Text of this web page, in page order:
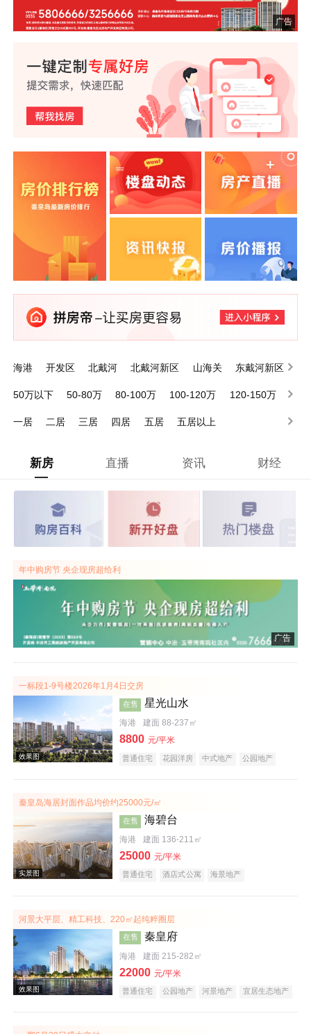
广告
海港 开发区 北戴河 北戴河新区 山海关
东戴河新区
50万以下
50-80万 80-100万 100-120万
120-150万
一居
二居 三居 四居 五居 五居以上
新房 直播 资讯 财经
年中购房节 央企现房超给利
广告
一标段1-9号楼2026年1月4日交房
在售 星光山水
海港 建面 88-237㎡
8800 元/平米
普通住宅 花园洋房 中式地产
公园地产
秦皇岛海居封面作品均价约25000元/㎡
在售 海碧台
海港 建面 136-211㎡
25000 元/平米
普通住宅 酒店式公寓 海景地产
河景大平层、精工科技、220㎡起纯粹圈层
在售 秦皇府
海港 建面 215-282㎡
22000 元/平米
普通住宅 公园地产 河景地产
宜居生态地产